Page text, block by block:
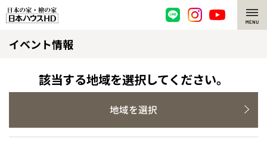
脱炭素・檜の家
環境にやさしい、脱炭素社会の住宅
耐震構造
選ばれる理由
檜の魅力 トップ
注文住宅
イベント情報
該当する地域を選択してください。
地域を選択